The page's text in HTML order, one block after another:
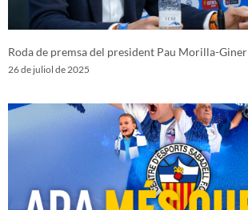
Roda de premsa del president Pau Morilla-Giner
26 de juliol de 2025